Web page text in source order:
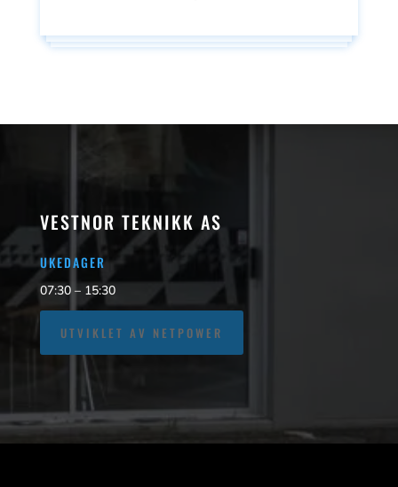
VESTNOR TEKNIKK AS
UKEDAGER
07:30 – 15:30
UTVIKLET AV NETPOWER